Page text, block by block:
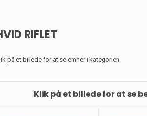
RIFLET
på et billede for at se emner i kategorien
Klik på et billede for at se